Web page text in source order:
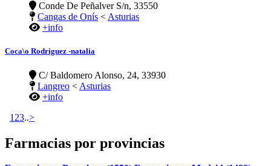
Conde De Peñalver S/n, 33550
Cangas de Onís < Asturias
+info
Coca\o Rodriguez -natalia
C/ Baldomero Alonso, 24, 33930
Langreo < Asturias
+info
1 23..>
Farmacias por provincias